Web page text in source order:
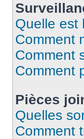
Quelle est
Comment
Comment
Comment
Pièces
Quelles
Comment